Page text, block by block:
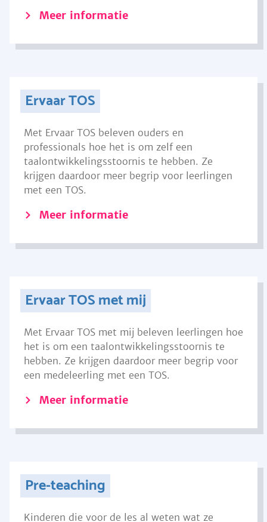
Meer informatie
Ervaar TOS
Met Ervaar TOS beleven ouders en
professionals hoe het is om zelf een
taalontwikkelingsstoornis te hebben. Ze
krijgen daardoor meer begrip voor leerlingen
met een TOS.
Meer informatie
Ervaar TOS met mij
Met Ervaar TOS met mij beleven leerlingen hoe
het is om een taalontwikkelingsstoornis te
hebben. Ze krijgen daardoor meer begrip voor
een medeleerling met een TOS.
Meer informatie
Pre-teaching
Kinderen die voor de les al weten wat ze